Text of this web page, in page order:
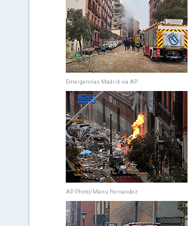
Emergencias Madrid via AP
AP Photo/Manu Fernandez